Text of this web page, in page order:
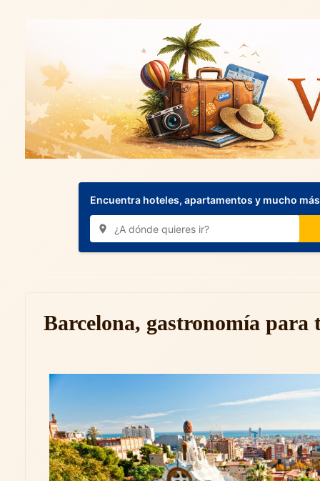
Encuentra hoteles, apartamentos y mucho
Barcelona, gastronomía para